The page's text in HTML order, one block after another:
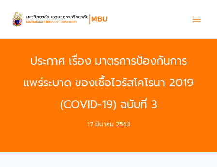
content
ประกาศ เรื่อง มาตรการป้องกันการ
แพร่ระบาด ของเชื้อไวรัสโคโรนา 2019
(COVID-19) ฉบับที่ 3
17 มีนาคม 2563